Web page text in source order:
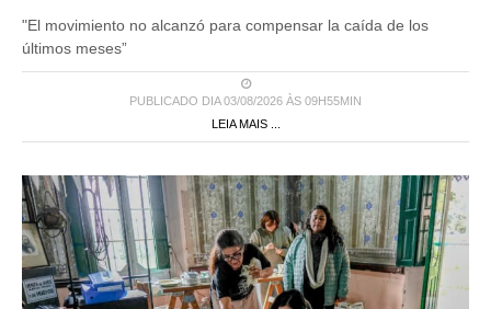
"El movimiento no alcanzó para compensar la caída de los
últimos meses”
PUBLICADO DIA 03/08/2026 ÀS 09H55MIN
LEIA MAIS ...